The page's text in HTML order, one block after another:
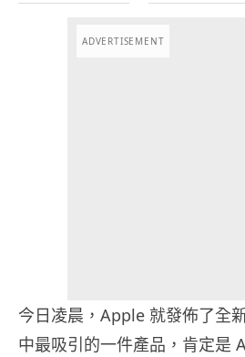
ADVERTISEMENT
今日凌晨，Apple 就發佈了全
中最吸引的一件產品，肯定是